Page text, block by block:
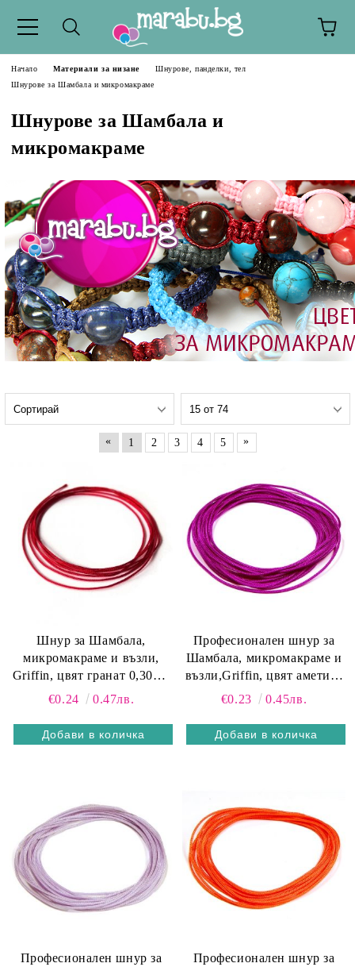
Начало Материали за низане
Шнурове, панделки, тел
Шнурове за Шамбала и микромакраме
Шнурове за Шамбала и
микромакраме
« 1 2 3 4 5 »
Шнур за Шамбала,
микромакраме и възли,
Griffin, цвят гранат 0,30мм
(1м)
€0.24 0.47лв.
Професионален шнур за
Шамбала, микромакраме и
възли,Griffin, цвят аметист
0.5мм (1м)
€0.23 0.45лв.
Професионален шнур за
Професионален шнур за